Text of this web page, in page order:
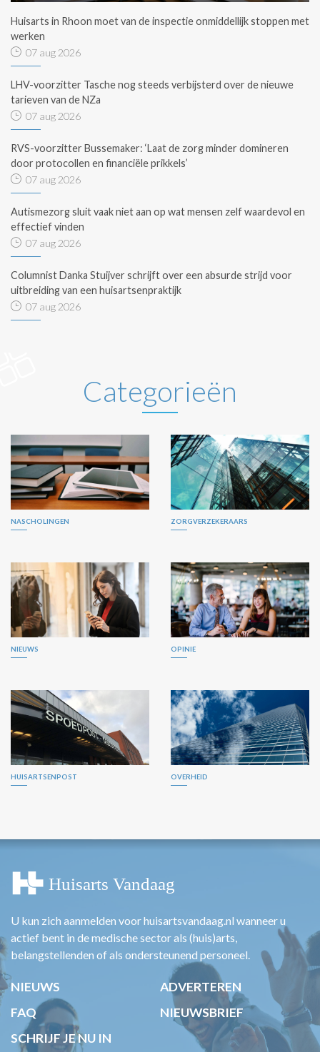
Huisarts in Rhoon moet van de inspectie onmiddellijk stoppen met
werken
07 aug 2026
LHV-voorzitter Tasche nog steeds verbijsterd over de nieuwe
tarieven van de NZa
07 aug 2026
RVS-voorzitter Bussemaker: ‘Laat de zorg minder domineren
door protocollen en financiële prikkels’
07 aug 2026
Autismezorg sluit vaak niet aan op wat mensen zelf waardevol en
effectief vinden
07 aug 2026
Columnist Danka Stuijver schrijft over een absurde strijd voor
uitbreiding van een huisartsenpraktijk
07 aug 2026
Categorieën
NASCHOLINGEN ZORGVERZEKERAARS
NIEUWS OPINIE
HUISARTSENPOST OVERHEID
U kun zich aanmelden voor huisartsvandaag.nl wanneer u
actief bent in de medische sector als (huis)arts,
belangstellenden of als ondersteunend personeel.
NIEUWS
ADVERTEREN
FAQ
NIEUWSBRIEF
SCHRIJF JE NU IN